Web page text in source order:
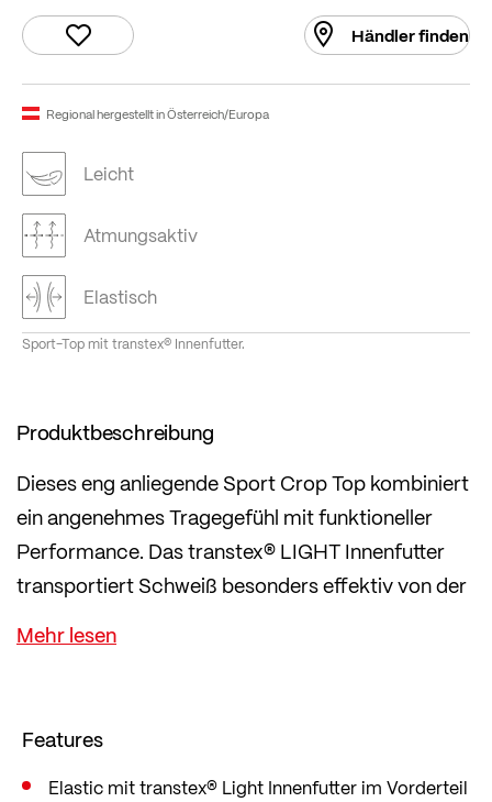
Händler finden
Regional hergestellt in Österreich/Europa
Leicht
Atmungsaktiv
Elastisch
Sport-Top mit transtex® Innenfutter.
Produktbeschreibung
Dieses eng anliegende Sport Crop Top kombiniert
ein angenehmes Tragegefühl mit funktioneller
Performance. Das transtex® LIGHT Innenfutter
transportiert Schweiß besonders effektiv von der
Haut weg – genau dort, wo frau beim Training am
meisten schwitzt.
Stoff sorgt für optimalen Halt und volle
Bewegungsfreiheit – ideal für Lauf-, Fitness- oder
Features
Elastic mit transtex® Light Innenfutter im Vorderteil